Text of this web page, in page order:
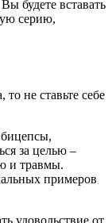
будете вставать
серию,
не ставьте себе
бицепсы,
за целью –
и травмы.
примеров
удовольствие от